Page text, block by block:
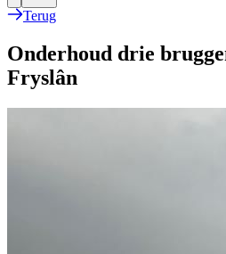
Terug
Onderhoud drie
Fryslân